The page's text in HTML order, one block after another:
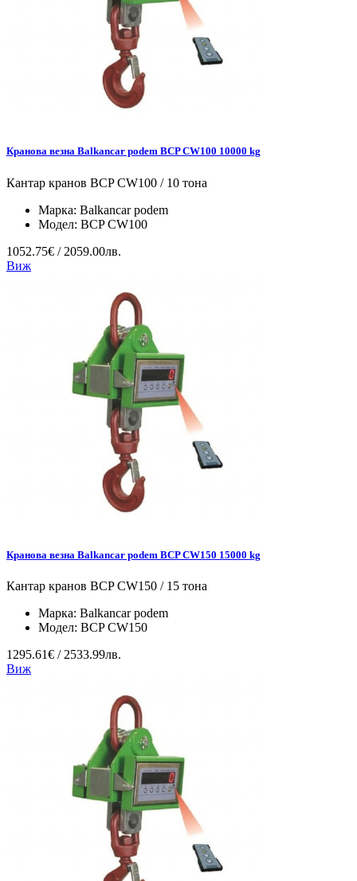
Кранова везна Balkancar podem BCP CW100 10000 kg
Кантар кранов BCP CW100 / 10 тона
Марка: Balkancar podem
Модел: BCP CW100
1052.75€ / 2059.00лв.
Виж
Кранова везна Balkancar podem BCP CW150 15000 kg
Кантар кранов BCP CW150 / 15 тона
Марка: Balkancar podem
Модел: BCP CW150
1295.61€ / 2533.99лв.
Виж